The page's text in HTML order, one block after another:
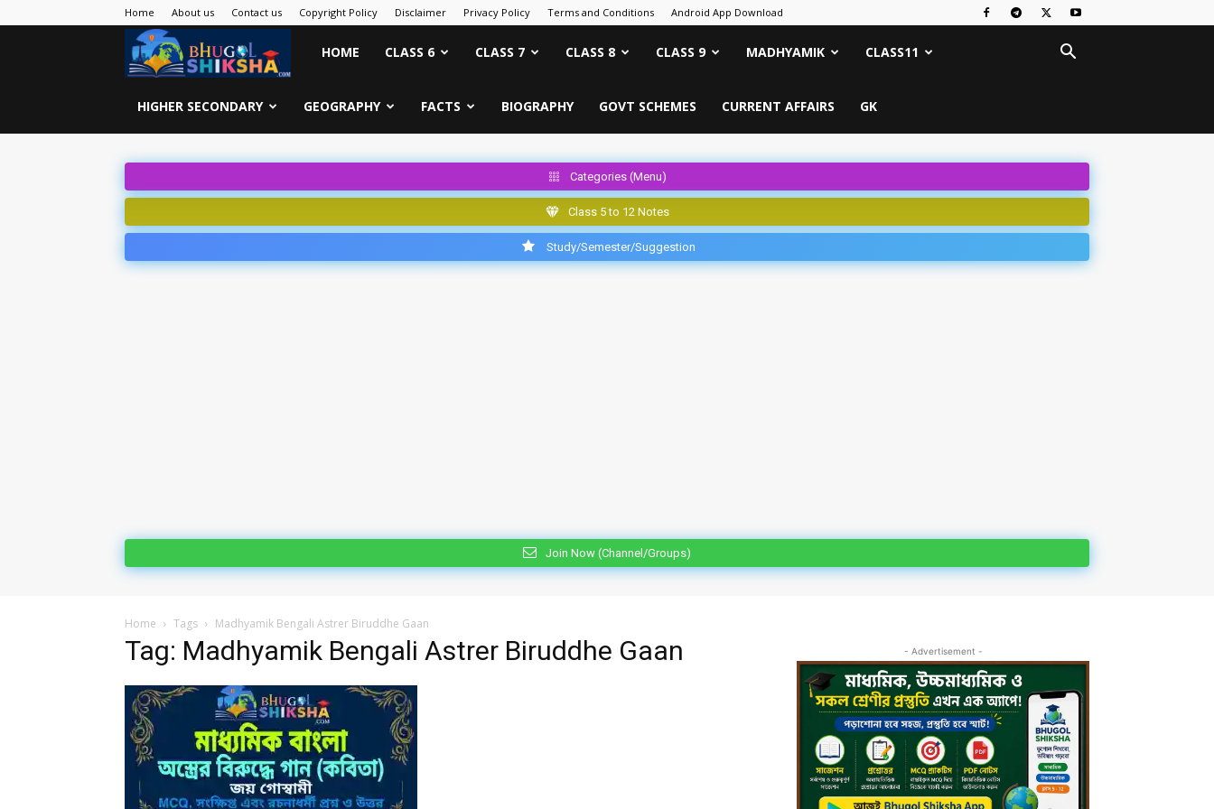
Home About us Contact us Copyright Policy Disclaimer Privacy Policy Terms and Conditions Android App Download
Bhugol
Shiksha
HOME CLASS 6 CLASS 7 CLASS 8 CLASS 9 MADHYAMIK CLASS11
HIGHER SECONDARY GEOGRAPHY FACTS BIOGRAPHY GOVT SCHEMES CURRENT AFFAIRS GK
Categories (Menu)
Class 5 to 12 Notes
Study/Semester/Suggestion
Join Now (Channel/Groups)
Home Tags Madhyamik Bengali Astrer Biruddhe Gaan
Tag: Madhyamik Bengali Astrer Biruddhe Gaan - Advertisement -